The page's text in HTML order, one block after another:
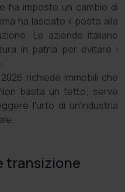
ha imposto un cambio di
ha lasciato il posto alla
Le aziende italiane
in patria per evitare i
richiede immobili che
basta un tetto; serve
l'urto di un'industria
transizione